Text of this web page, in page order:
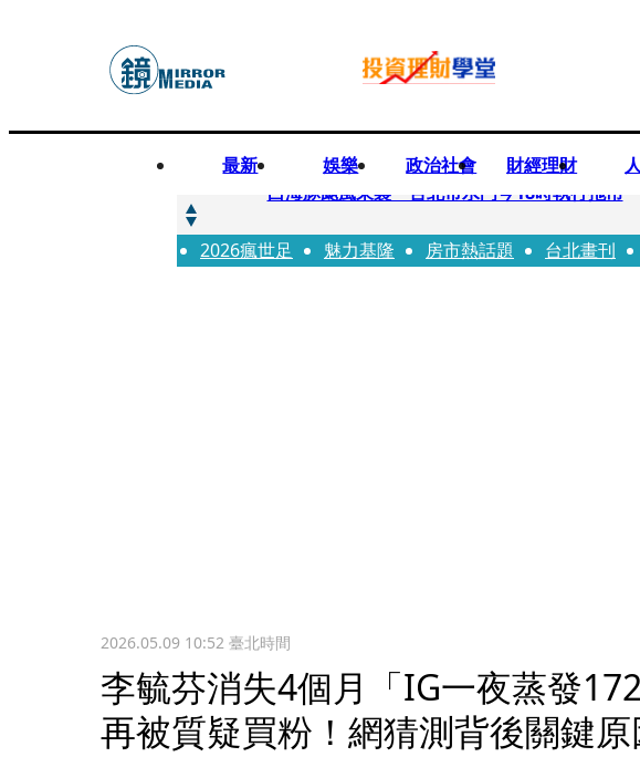
最新 娛樂 政治社會 財經理財
快訊
白海豚颱風來襲 台北市水門今18時執行拖吊
快訊
AKIRA台北唱到一半突收兒子告白「爸爸I
2026瘋世足 魅力基隆 房市熱話題 台北畫刊
2026.05.09 10:52臺北時間
李毓芬消失4個月「IG一夜蒸發
再被質疑買粉！網猜測背後關鍵原